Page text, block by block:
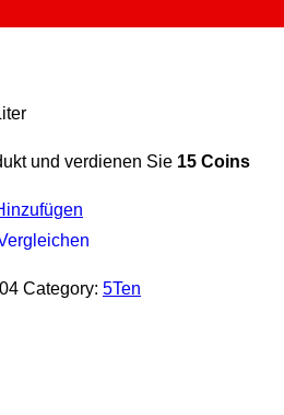
und verdienen Sie 15 Coins
Category: 5Ten